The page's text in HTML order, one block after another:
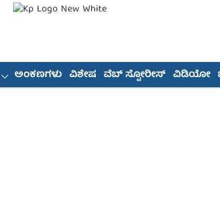
ಅಂಕಣಗಳು ವಿಶೇಷ ವೆಬ್ ಸ್ಟೋರೀಸ್ ವಿಡಿಯೋ